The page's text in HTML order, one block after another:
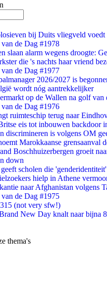
bij Duits vliegveld voedt
de Dag #1978
slaan alarm wegens droogte:
die 's nachts haar vriend
de Dag #1977
2026/2027 is
wordt nóg aantrekkelijker
op de Wallen na golf van
de Dag #1976
ruimteschip terug naar
eis tot inbouwen backdoor
discrimineren is volgens OM
Marokkaanse grensaanval
Boschhuizerbergen groeit
down
scholen die
hielp in Athene
naar Afghanistan volgens
de Dag #1975
(not very sfw!)
New Day knalt naar bijna
thema's